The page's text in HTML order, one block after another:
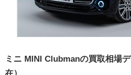
ミニ MINI Clubmanの買取相場